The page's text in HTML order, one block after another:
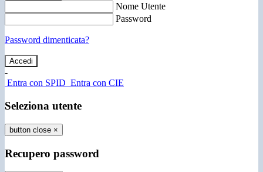
Nome Utente
Password
Password dimenticata?
-
Entra con SPID Entra con CIE
Seleziona utente
button close ×
Recupero password